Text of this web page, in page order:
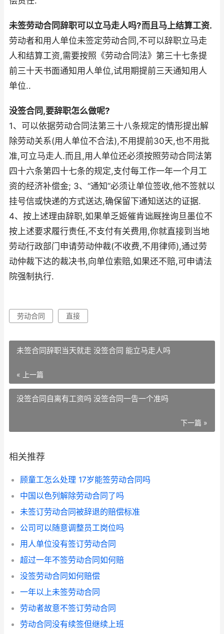
未签劳动合同辞职可以立马走人吗?而且马上结算工资.
劳动者和用人单位未签定劳动合同,不可以辞职立马走
人和结算工资,需要按照《劳动合同法》第三十七条提
前三十天书面通知用人单位,试用期提前三天通知用人
单位..
没签合同,要辞职怎么做呢?
1、可以依据劳动合同法第三十八条规定的情形提出解
除劳动关系(用人单位不合法),不用提前30天,也不用批
准,可立马走人.而且,用人单位还必须按照劳动合同法第
四十六条第四十七条的规定,支付每工作一年一个月工
资的经济补偿金; 3、“通知”必须让单位签收,他不签就以
挂号信或快递的方式送达,确保留下通知送达的证据.
4、按上述理由辞职,如果单乏姬催肯诎厩挫询旦墨位不
按上述要求履行责任,不支付有关费用,你就直接到当地
劳动行政部门申请劳动仲裁(不收费,不用律师),通过劳
动仲裁下达的裁决书,向单位索赔,如果还不赔,可申请法
院强制执行.
劳动合同 直接
未签合同辞职当天就走 没签合同 能立马走人吗
« 上一篇
没签合同自离有工资吗 没签合同一告一个准吗
下一篇 »
相关推荐
顾童工怎么处理 17岁能签劳动合同吗
中国以色列解除劳动合同了吗
未签订劳动合同被辞退的赔偿标准
公司可以随意调整员工岗位吗
用人单位没有签订劳动合同
超过一年不签劳动合同如何赔
没签劳动合同如何赔偿
一年以上未签劳动合同
劳动者故意不签订劳动合同
劳动合同没有续签但继续上班